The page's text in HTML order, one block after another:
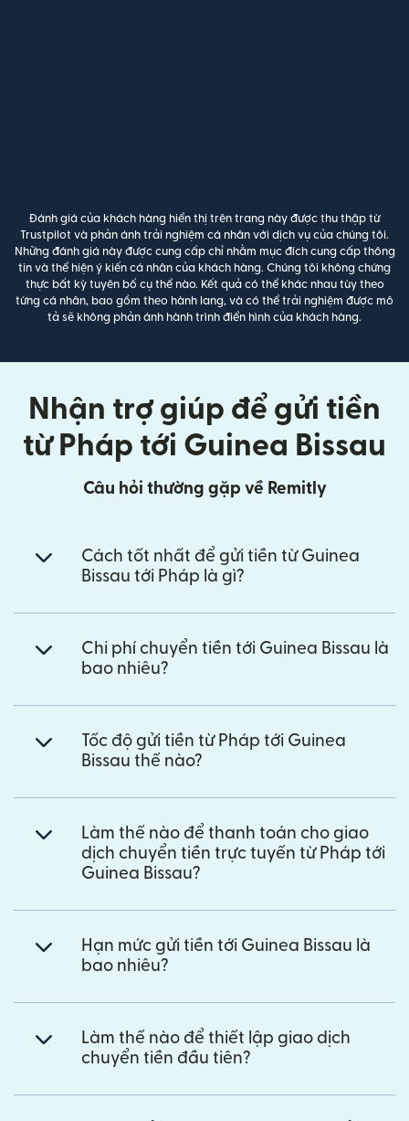
Đánh giá của khách hàng hiển thị trên trang này được thu thập từ
Trustpilot và phản ánh trải nghiệm cá nhân với dịch vụ của chúng tôi.
Những đánh giá này được cung cấp chỉ nhằm mục đích cung cấp thông
tin và thể hiện ý kiến cá nhân của khách hàng. Chúng tôi không chứng
thực bất kỳ tuyên bố cụ thể nào. Kết quả có thể khác nhau tùy theo
từng cá nhân, bao gồm theo hành lang, và có thể trải nghiệm được mô
tả sẽ không phản ánh hành trình điển hình của khách hàng.
Nhận trợ giúp để gửi tiền
từ Pháp tới Guinea Bissau
Câu hỏi thường gặp về Remitly
Cách tốt nhất để gửi tiền từ Guinea
Bissau tới Pháp là gì?
Chi phí chuyển tiền tới Guinea Bissau là
bao nhiêu?
Tốc độ gửi tiền từ Pháp tới Guinea
Bissau thế nào?
Làm thế nào để thanh toán cho giao
dịch chuyển tiền trực tuyến từ Pháp tới
Guinea Bissau?
Hạn mức gửi tiền tới Guinea Bissau là
bao nhiêu?
Làm thế nào để thiết lập giao dịch
chuyển tiền đầu tiên?